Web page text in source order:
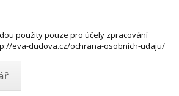
použity pouze pro účely zpracování
eva-dudova.cz/ochrana-osobnich-udaju/